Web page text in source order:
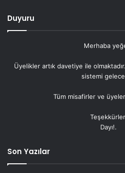
Duyuru
Merhaba
Üyelikler artık davetiye ile
sistemi
Tüm misafirler ve
Dayı!.
Son Yazılar